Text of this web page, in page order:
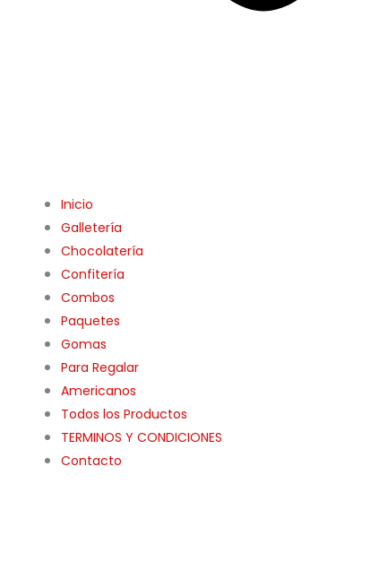
Inicio
Galletería
Chocolatería
Confitería
Combos
Paquetes
Gomas
Para Regalar
Americanos
Todos los Productos
TERMINOS Y CONDICIONES
Contacto